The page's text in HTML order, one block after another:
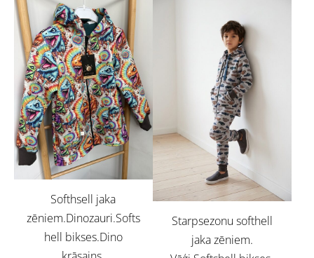
Softhsell jaka
zēniem.Dinozauri.Softs
hell bikses.Dino
Starpsezonu softhell
jaka zēniem.